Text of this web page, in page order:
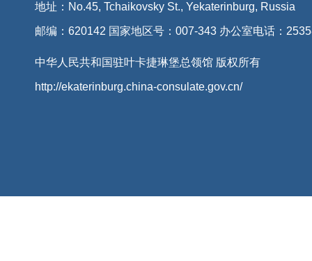
地址：No.45, Tchaikovsky St., Yekaterinburg, Russia
邮编：620142 国家地区号：007-343 办公室电话：
中华人民共和国驻叶卡捷琳堡总领馆 版权所有
http://ekaterinburg.china-consulate.gov.cn/